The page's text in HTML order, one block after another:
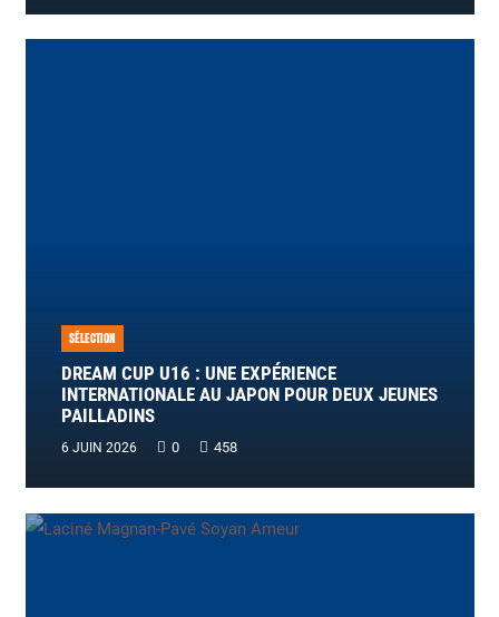
SÉLECTION
DREAM CUP U16 : UNE EXPÉRIENCE
INTERNATIONALE AU JAPON POUR DEUX JEUNES
PAILLADINS
6 JUIN 2026 0 458